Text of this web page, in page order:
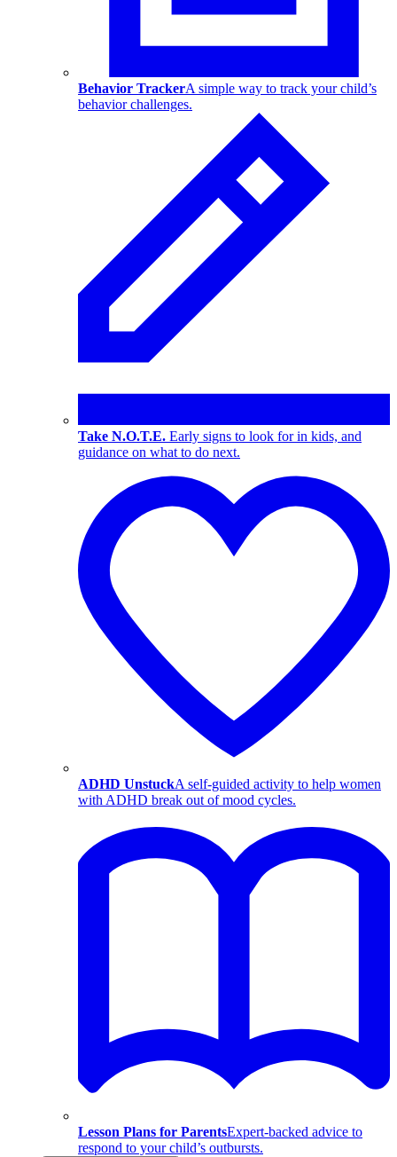
Behavior TrackerA simple way to track your child’s
behavior challenges.
Take N.O.T.E. Early signs to look for in kids, and
guidance on what to do next.
ADHD UnstuckA self-guided activity to help women
with ADHD break out of mood cycles.
Lesson Plans for ParentsExpert-backed advice to
respond to your child’s outbursts.